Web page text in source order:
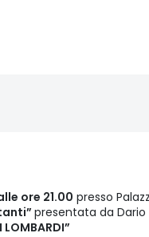
ore 21.00 presso
presentata da Dario
LOMBARDI”